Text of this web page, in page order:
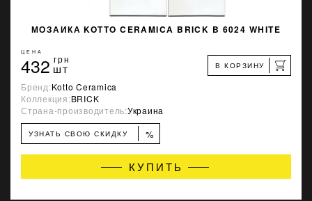
МОЗАИКА KOTTO CERAMICA BRICK B 6024 WHITE
ЦЕНА
432 грн
шт В КОРЗИНУ
Бренд:Kotto Ceramica
Коллекция:BRICK
Страна-производитель:Украина
УЗНАТЬ СВОЮ СКИДКУ %
КУПИТЬ